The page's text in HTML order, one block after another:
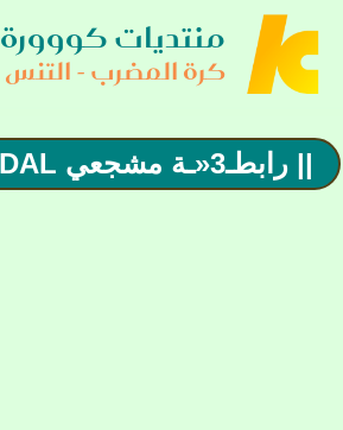
منتديات كووورة
كرة المضرب - التنس
|| رابطـ3«ـة مشجعي NADAL || شكرا ووداعا للماتادور .. الاسطورة رافائييل نادال!